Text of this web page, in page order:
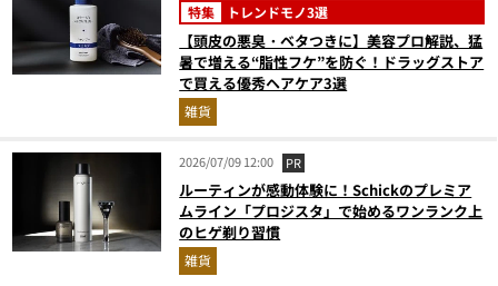
特集 トレンドモノ3選
【頭皮の悪臭・ベタつきに】美容プロ解説、猛
暑で増える“脂性フケ”を防ぐ！ドラッグストア
で買える優秀ヘアケア3選
雑貨
2026/07/09 12:00 PR
ルーティンが感動体験に！Schickのプレミア
ムライン「プロジスタ」で始めるワンランク上
のヒゲ剃り習慣
雑貨